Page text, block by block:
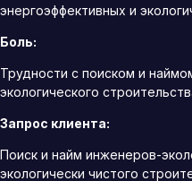
энергоэффективных и
Боль:
Трудности с поиском и
экологического
Запрос клиента:
Поиск и найм инженеров-
экологически чистого